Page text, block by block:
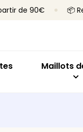
de 90€ 📦
Acheter par
Soutien-
taille haute
et shortys
Maillots
Acheter
Hauts de
Maillots 1
Bas de bikini